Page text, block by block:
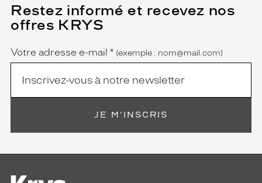
Restez informé et recevez nos
offres KRYS
Name
Votre adresse e-mail *
(Ce
champ
est
(exemple : nom@mail.com)
JE M'INSCRIS